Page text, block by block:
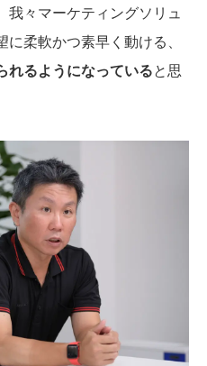
我々マーケティングソリュ
柔軟かつ素早く動ける、
れるようになっていると思